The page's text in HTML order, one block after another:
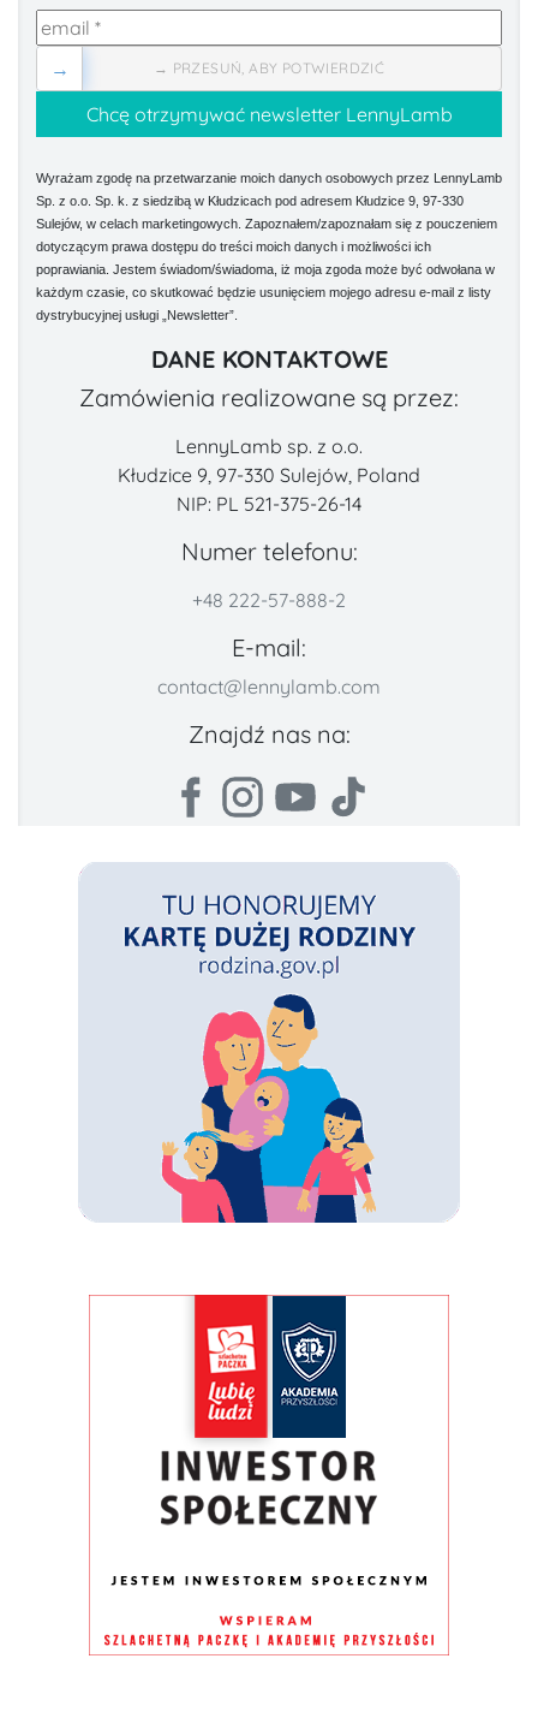
→ PRZESUŃ, ABY POTWIERDZIĆ
→
Wyrażam zgodę na przetwarzanie moich danych osobowych przez LennyLamb
Sp. z o.o. Sp. k. z siedzibą w Kłudzicach pod adresem Kłudzice 9, 97-330
Sulejów, w celach marketingowych. Zapoznałem/zapoznałam się z pouczeniem
dotyczącym prawa dostępu do treści moich danych i możliwości ich
poprawiania. Jestem świadom/świadoma, iż moja zgoda może być odwołana w
każdym czasie, co skutkować będzie usunięciem mojego adresu e-mail z listy
dystrybucyjnej usługi „Newsletter”.
DANE KONTAKTOWE
Zamówienia realizowane są przez:
LennyLamb sp. z o.o.
Kłudzice 9, 97-330 Sulejów, Poland
NIP: PL 521-375-26-14
Numer telefonu:
+48 222-57-888-2
E-mail:
contact@lennylamb.com
Znajdź nas na: